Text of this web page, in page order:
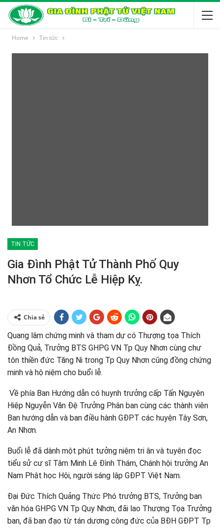
Home Tin tức
TIN TỨC
Gia Đình Phật Tử Thành Phố Quy
Nhơn Tổ Chức Lễ Hiệp Kỵ.
Chia sẻ
Quang lâm chứng minh và tham dự có Thượng tọa Thích
Đồng Quả, Trưởng BTS GHPG VN Tp Quy Nhơn cùng chư
tôn thiền đức Tăng Ni trong Tp Quy Nhơn cũng đồng chứng
minh và hộ niệm cho buổi lễ.
Về phía Ban Hướng dẫn có huynh trưởng cấp Tấn Nguyên
Hiệp Nguyễn Văn Đệ Trưởng Phân ban cùng các thành viên
Ban hướng dẫn và ban điều hành GĐPT các huyện Tây Sơn,
An Nhơn.
Buổi lễ đã dành một phút tưởng niệm tri ân và tuyên đọc
tiểu sử cư sĩ Tâm Minh Lê Đình Thám, Chánh hội trưởng An
Nam Phật học Hội, người sáng lập GĐPT Việt Nam.
Đại Đức Thích Quảng Thức Phó trưởng BTS, Trưởng ban
văn hóa GHPG VN Tp Quy Nhơn, đãi lao Thượng Tọa Trưởng
ban, đã ban đạo từ tán dương công đức của BĐH GĐPT Tp